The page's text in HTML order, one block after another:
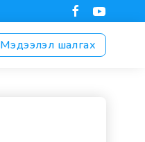
Мэдээлэл шалгах